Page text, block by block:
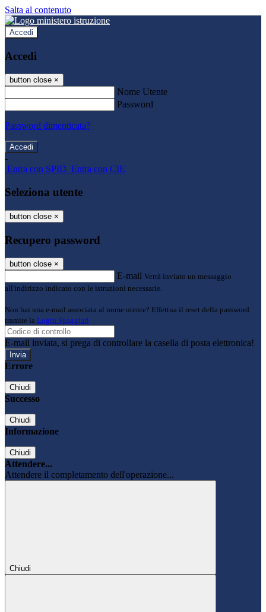
Salta al contenuto
Accedi
Accedi
button close ×
Nome Utente
Password
Password dimenticata?
-
Entra con SPID Entra con CIE
Seleziona utente
button close ×
Recupero password
button close ×
E-mail Verrà inviato un messaggio
all'indirizzo indicato con le istruzioni necessarie.
Non hai una e-mail associata al nome utente? Effettua il reset della password
tramite la Login Spaggiari
E-mail inviata, si prega di controllare la casella di posta elettronica!
Errore
Chiudi
Successo
Chiudi
Informazione
Chiudi
Attendere...
Attendere il completamento dell'operazione...
Chiudi